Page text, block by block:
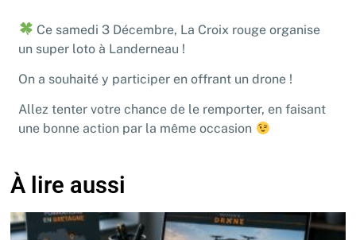
Ce samedi 3 Décembre, La Croix rouge organise
un super loto à Landerneau !
On a souhaité y participer en offrant un drone !
Allez tenter votre chance de le remporter, en faisant
une bonne action par la même occasion
À lire aussi